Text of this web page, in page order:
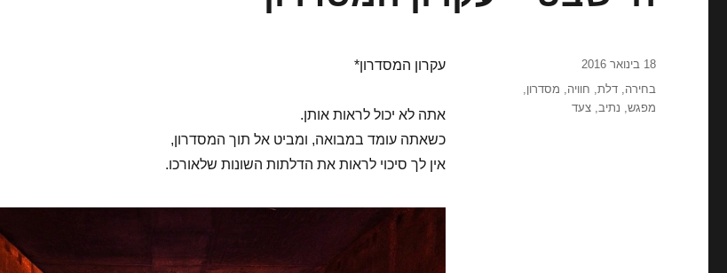
עקרון המסדרון*
אתה לא יכול לראות אותן.
כשאתה עומד במבואה, ומביט אל תוך המסדרון,
אין לך סיכוי לראות את הדלתות השונות שלאורכו.
פורסם
18 בינואר 2016
תגיות
בחירה,דלת, חוויה, מסדרון,
מפגש, נתיב,צעד